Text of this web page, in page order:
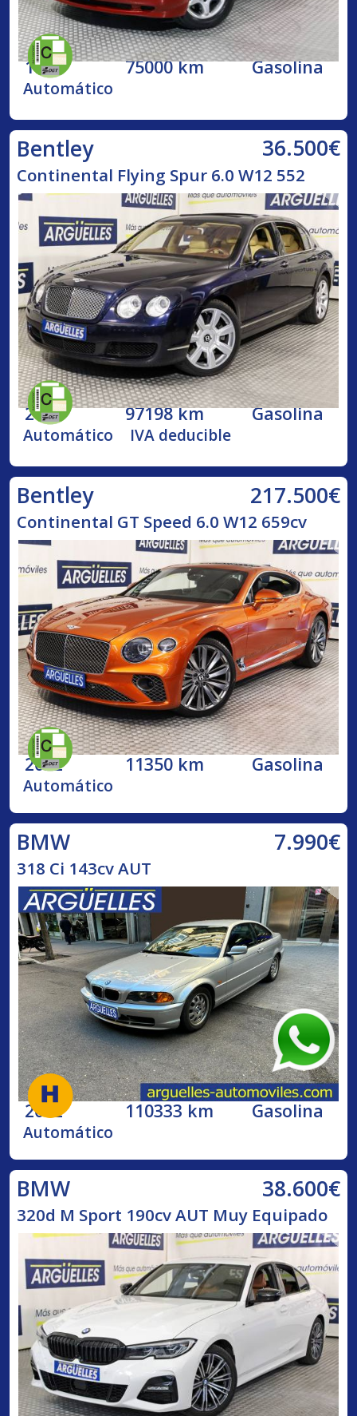
1998 75000 km Gasolina
Automático
Bentley 36.500€
Continental Flying Spur 6.0 W12 552
2005 97198 km Gasolina
Automático IVA deducible
Bentley 217.500€
Continental GT Speed 6.0 W12 659cv
2022 11350 km Gasolina
Automático
BMW 7.990€
318 Ci 143cv AUT
2002 110333 km Gasolina
Automático
BMW 38.600€
320d M Sport 190cv AUT Muy Equipado